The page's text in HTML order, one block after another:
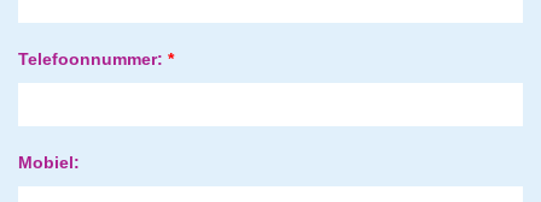
Telefoonnummer: *
Mobiel: